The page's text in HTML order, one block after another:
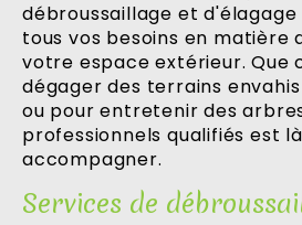
débroussaillage et
tous vos besoins en matière
votre espace extérieur. Que
dégager des terrains
ou pour entretenir des
professionnels qualifiés est
accompagner.
Services de